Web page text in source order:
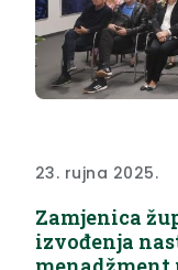
23. rujna 2025.
Zamjenica
izvođenja